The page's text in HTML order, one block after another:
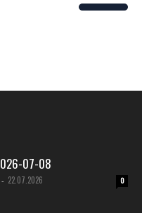
07-08
- 22.07.2026 0